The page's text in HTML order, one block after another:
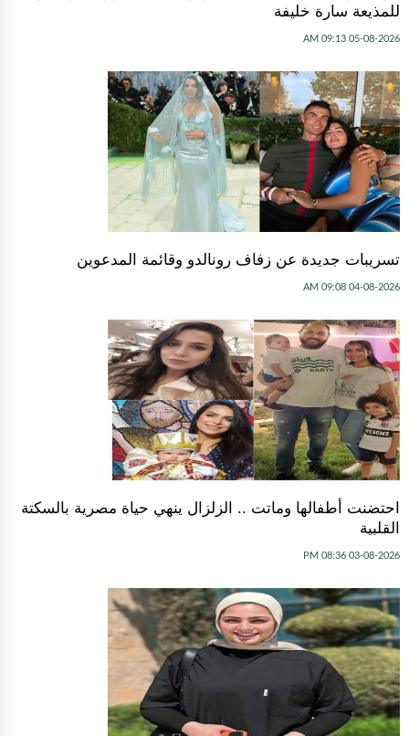
للمذيعة سارة خليفة
05-08-2026 09:13 AM
تسريبات جديدة عن زفاف رونالدو وقائمة المدعوين
04-08-2026 09:08 AM
احتضنت أطفالها وماتت .. الزلزال ينهي حياة مصرية بالسكتة
القلبية
03-08-2026 08:36 PM